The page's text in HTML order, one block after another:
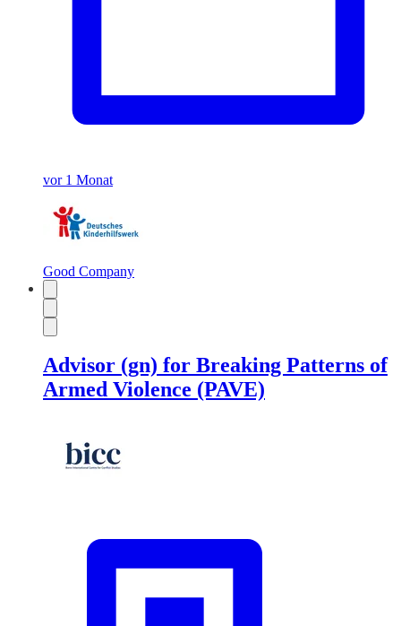
vor 1 Monat
Good Company
Advisor (gn) for Breaking Patterns of
Armed Violence (PAVE)